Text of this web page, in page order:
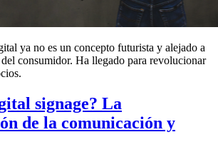
ya no es un concepto futurista y alejado a
del consumidor. Ha llegado para revolucionar
signage? La
de la comunicación y